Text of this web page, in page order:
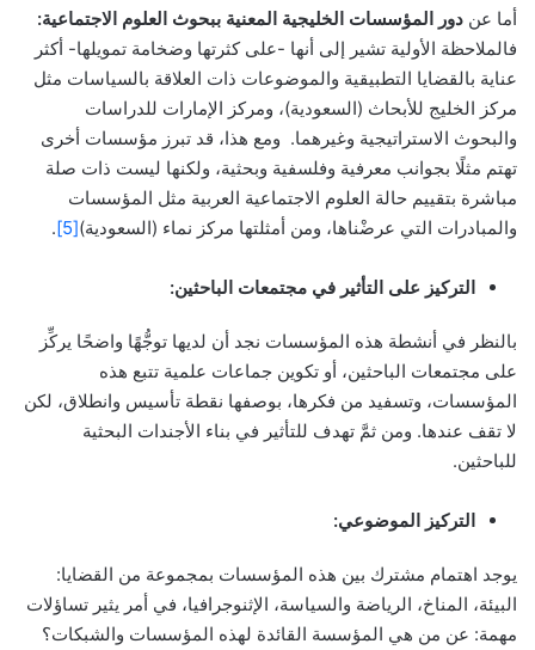
أما عن دور المؤسسات الخليجية المعنية ببحوث العلوم الاجتماعية:
فالملاحظة الأولية تشير إلى أنها -على كثرتها وضخامة تمويلها- أكثر
عناية بالقضايا التطبيقية والموضوعات ذات العلاقة بالسياسات مثل
مركز الخليج للأبحاث (السعودية)، ومركز الإمارات للدراسات
والبحوث الاستراتيجية وغيرهما. ومع هذا، قد تبرز مؤسسات أخرى
تهتم مثلًا بجوانب معرفية وفلسفية وبحثية، ولكنها ليست ذات صلة
مباشرة بتقييم حالة العلوم الاجتماعية العربية مثل المؤسسات
والمبادرات التي عرضْناها، ومن أمثلتها مركز نماء (السعودية)[5]
.
التركيز على التأثير في مجتمعات الباحثين:
بالنظر في أنشطة هذه المؤسسات نجد أن لديها توجُّهًا واضحًا يركِّز
على مجتمعات الباحثين، أو تكوين جماعات علمية تتبع هذه
المؤسسات، وتسفيد من فكرها، بوصفها نقطة تأسيس وانطلاق، لكن
لا تقف عندها. ومن ثمَّ تهدف للتأثير في بناء الأجندات البحثية
للباحثين.
التركيز الموضوعي:
يوجد اهتمام مشترك بين هذه المؤسسات بمجموعة من القضايا:
البيئة، المناخ، الرياضة والسياسة، الإثنوجرافيا، في أمر يثير تساؤلات
مهمة: عن من هي المؤسسة القائدة لهذه المؤسسات والشبكات؟